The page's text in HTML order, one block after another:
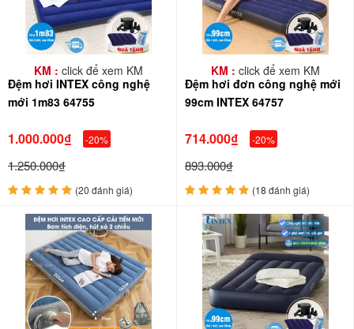
KM : click để xem KM
Đệm hơi INTEX công nghệ
mới 1m83 64755
1.000.000₫ -20%
1.250.000₫
(20 đánh giá)
KM : click để xem KM
Đệm hơi đơn công nghệ mới
99cm INTEX 64757
714.000₫ -20%
893.000₫
(18 đánh giá)